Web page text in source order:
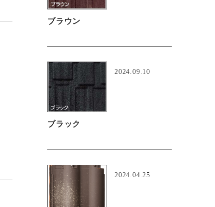
ブラウン
2024.09.10
ブラック
2024.04.25